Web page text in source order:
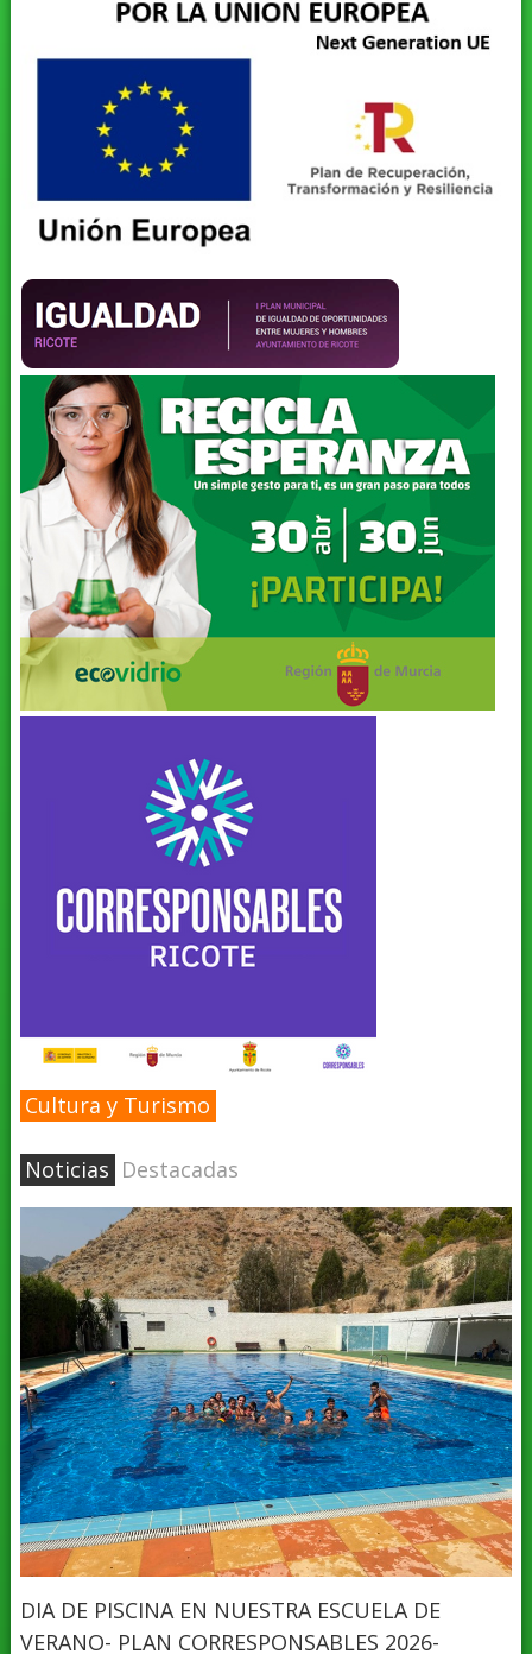
Cultura y Turismo
Noticias Destacadas
DIA DE PISCINA EN NUESTRA ESCUELA DE
VERANO- PLAN CORRESPONSABLES 2026-